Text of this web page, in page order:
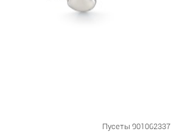
Пусеты 901062337